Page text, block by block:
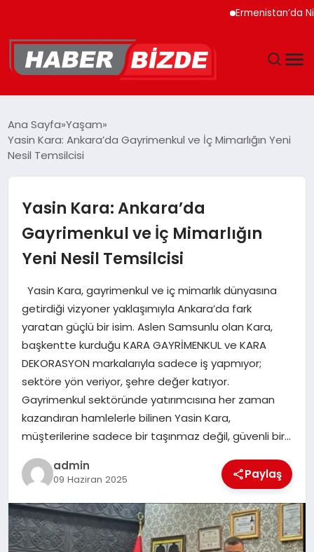
Ermenistan’da Nikol
YAŞAM
MAGAZIN
SPOR
TEKNOLOJI
Ana Sayfa Yaşam
Yasin Kara: Ankara’da Gayrimenkul ve İç Mimarlığın Yeni
Nesil Temsilcisi
Yasin Kara: Ankara’da
Gayrimenkul ve İç Mimarlığın
Yeni Nesil Temsilcisi
Yasin Kara, gayrimenkul ve iç mimarlık dünyasına
getirdiği vizyoner yaklaşımıyla Ankara’da fark
yaratan güçlü bir isim. Aslen Samsunlu olan Kara,
başkentte kurduğu KARA GAYRİMENKUL ve KARA
DEKORASYON markalarıyla sadece iş yapmıyor;
sektöre yön veriyor, şehre değer katıyor.
Gayrimenkul sektöründe yatırımcısına her zaman
kazandıran hamlelerle bilinen Yasin Kara,
müşterilerine sadece bir taşınmaz değil, güvenli bir…
admin
09 Haziran 2025 Paylaş